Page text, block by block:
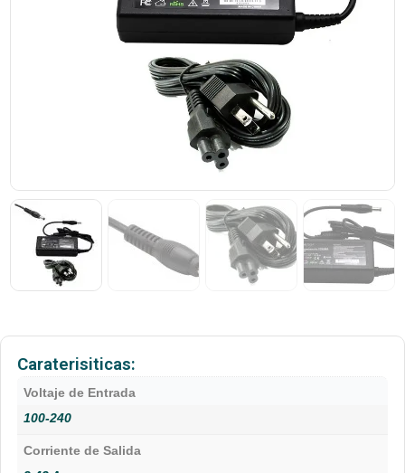
Caraterisiticas:
Voltaje de Entrada
100-240
Corriente de Salida